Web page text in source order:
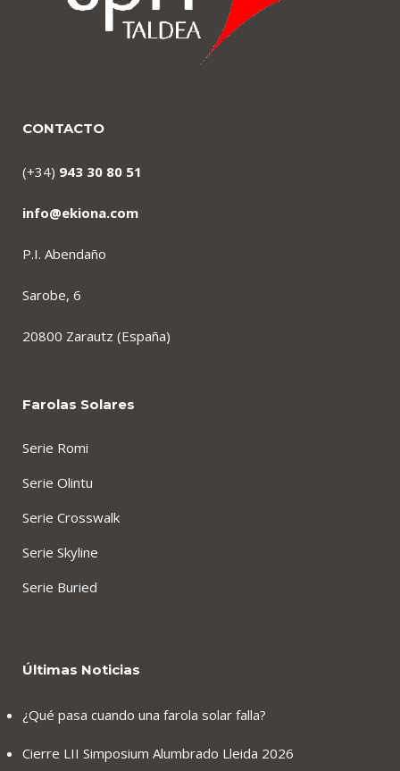
CONTACTO
(+34) 943 30 80 51
info@ekiona.com
P.I. Abendaño
Sarobe, 6
20800 Zarautz (España)
Farolas Solares
Serie Romi
Serie Olintu
Serie Crosswalk
Serie Skyline
Serie Buried
Últimas Noticias
¿Qué pasa cuando una farola solar falla?
Cierre LII Simposium Alumbrado Lleida 2026